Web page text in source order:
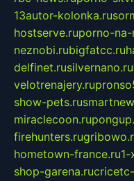
13autor-kolonka.ru
hostserve.ruporno-na-
neznobi.rubigfatcc.ru
delfinet.rusilvernano.ru
velotrenajery.ru
show-pets.ru
miraclecoon.ru
firehunters.ru
hometown-france.ru
shop-garena.ru